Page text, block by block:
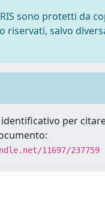
sono protetti da
riservati, salvo
per
11697/237759